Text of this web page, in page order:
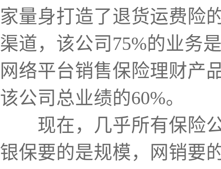
家量身打造了退货运费险
渠道，该公司75%的业务
网络平台销售保险理财产
该公司总业绩的60%。
现在，几乎所有保险公
银保要的是规模，网销要